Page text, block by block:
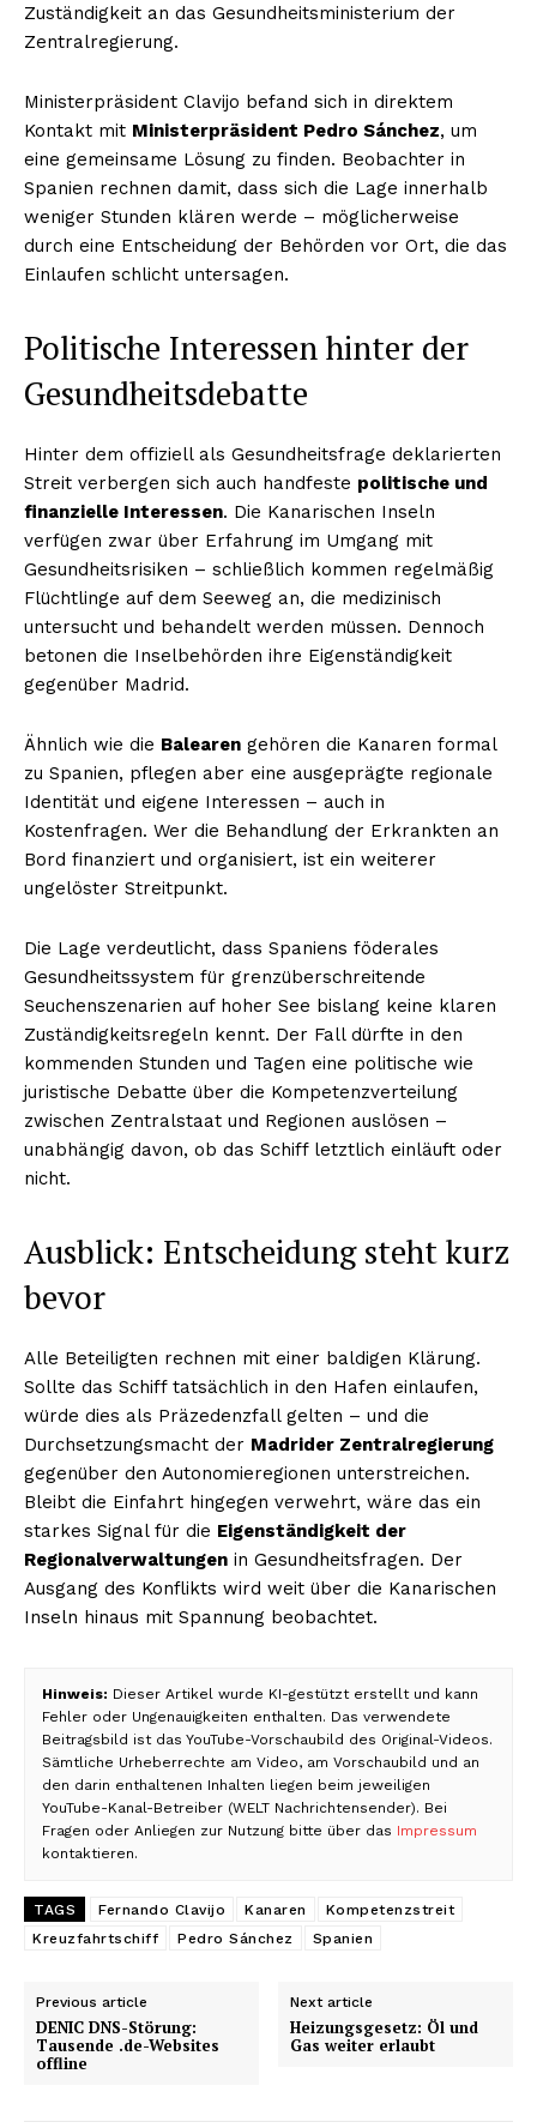
Zuständigkeit an das Gesundheitsministerium der
Zentralregierung.
Ministerpräsident Clavijo befand sich in direktem
Kontakt mit Ministerpräsident Pedro Sánchez, um
eine gemeinsame Lösung zu finden. Beobachter in
Spanien rechnen damit, dass sich die Lage innerhalb
weniger Stunden klären werde – möglicherweise
durch eine Entscheidung der Behörden vor Ort, die das
Einlaufen schlicht untersagen.
Politische Interessen hinter der
Gesundheitsdebatte
Hinter dem offiziell als Gesundheitsfrage deklarierten
Streit verbergen sich auch handfeste politische und
finanzielle Interessen. Die Kanarischen Inseln
verfügen zwar über Erfahrung im Umgang mit
Gesundheitsrisiken – schließlich kommen regelmäßig
Flüchtlinge auf dem Seeweg an, die medizinisch
untersucht und behandelt werden müssen. Dennoch
betonen die Inselbehörden ihre Eigenständigkeit
gegenüber Madrid.
Ähnlich wie die Balearen gehören die Kanaren formal
zu Spanien, pflegen aber eine ausgeprägte regionale
Identität und eigene Interessen – auch in
Kostenfragen. Wer die Behandlung der Erkrankten an
Bord finanziert und organisiert, ist ein weiterer
ungelöster Streitpunkt.
Die Lage verdeutlicht, dass Spaniens föderales
Gesundheitssystem für grenzüberschreitende
Seuchenszenarien auf hoher See bislang keine klaren
Zuständigkeitsregeln kennt. Der Fall dürfte in den
kommenden Stunden und Tagen eine politische wie
juristische Debatte über die Kompetenzverteilung
zwischen Zentralstaat und Regionen auslösen –
unabhängig davon, ob das Schiff letztlich einläuft oder
nicht.
Ausblick: Entscheidung steht kurz
bevor
Alle Beteiligten rechnen mit einer baldigen Klärung.
Sollte das Schiff tatsächlich in den Hafen einlaufen,
würde dies als Präzedenzfall gelten – und die
Durchsetzungsmacht der Madrider Zentralregierung
gegenüber den Autonomieregionen unterstreichen.
Bleibt die Einfahrt hingegen verwehrt, wäre das ein
starkes Signal für die Eigenständigkeit der
Regionalverwaltungen in Gesundheitsfragen. Der
Ausgang des Konflikts wird weit über die Kanarischen
Inseln hinaus mit Spannung beobachtet.
Hinweis: Dieser Artikel wurde KI-gestützt erstellt und kann
Fehler oder Ungenauigkeiten enthalten. Das verwendete
Beitragsbild ist das YouTube-Vorschaubild des Original-Videos.
Sämtliche Urheberrechte am Video, am Vorschaubild und an
den darin enthaltenen Inhalten liegen beim jeweiligen
YouTube-Kanal-Betreiber (WELT Nachrichtensender). Bei
Fragen oder Anliegen zur Nutzung bitte über das Impressum
kontaktieren.
TAGS Fernando Clavijo Kanaren
Kompetenzstreit
Kreuzfahrtschiff
Pedro Sánchez Spanien
Previous article
DENIC DNS-Störung:
Tausende .de-Websites
offline
Next article
Heizungsgesetz: Öl und
Gas weiter erlaubt